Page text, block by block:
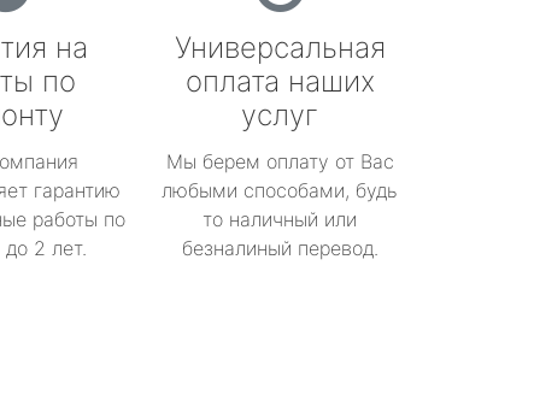
на
по
гарантию
работы по
2 лет.
Универсальная
оплата наших
услуг
Мы берем оплату от Вас
любыми способами, будь
то наличный или
безналиный перевод.